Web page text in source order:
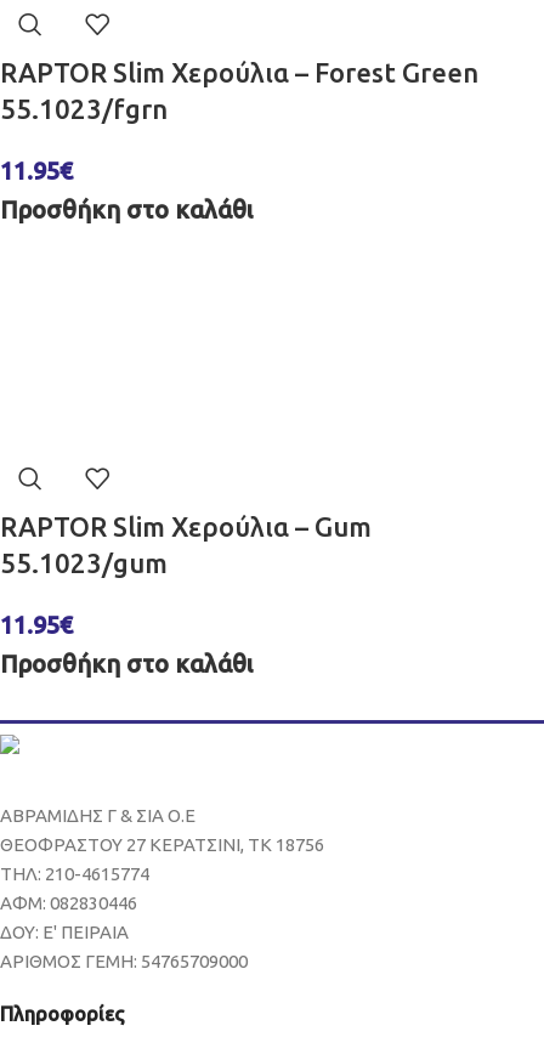
RAPTOR Slim Χερούλια – Forest Green
55.1023/fgrn
11.95€
Προσθήκη στο καλάθι
RAPTOR Slim Χερούλια – Gum
55.1023/gum
11.95€
Προσθήκη στο καλάθι
ΑΒΡΑΜΙΔΗΣ Γ & ΣΙΑ Ο.Ε
ΘΕΟΦΡΑΣΤΟΥ 27 ΚΕΡΑΤΣΙΝΙ, ΤΚ 18756
ΤΗΛ: 210-4615774
ΑΦΜ: 082830446
ΔΟΥ: Ε' ΠΕΙΡΑΙΑ
ΑΡΙΘΜΟΣ ΓΕΜΗ: 54765709000
Πληροφορίες